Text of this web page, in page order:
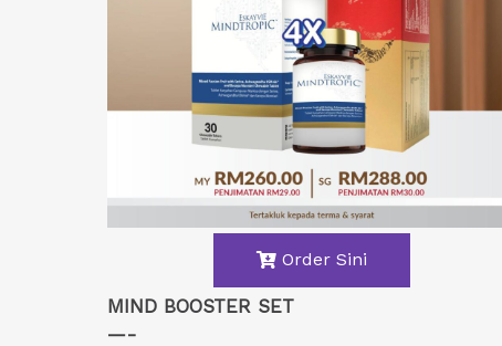
Order Sini
MIND BOOSTER SET
—-